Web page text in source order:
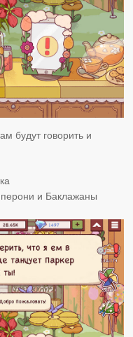
будут говорить и
и Баклажаны